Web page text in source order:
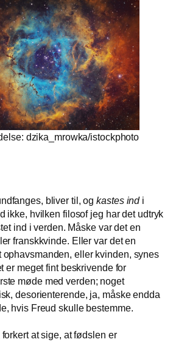
dzika_mrowka/istockphoto
bliver til, ogkastes indi
ikke, hvilken filosof jeg har det udtryk
ind i verden. Måske var det en
franskkvinde. Eller var det en
ophavsmanden, eller kvinden, synes
er meget fint beskrivende for
møde med verden; noget
desorienterende, ja, måske endda
hvis Freud skulle bestemme.
at sige, at fødslen er